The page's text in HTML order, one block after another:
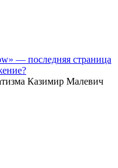
— последняя страница
Казимир Малевич